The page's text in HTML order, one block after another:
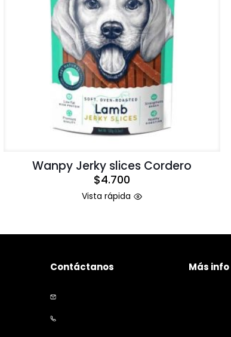
Wanpy Jerky slices Cordero
$4.700
Vista rápida
Contáctanos Más info